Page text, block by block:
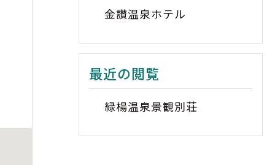
金讃温泉ホテル
最近の閲覧
緑楊温泉景観別荘